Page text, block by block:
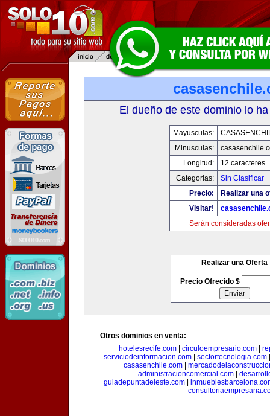
El dueño de este dominio lo
Mayusculas:
Minusculas:
Longitud:
12 caracteres
Categorias:
Sin Clasificar
Precio:
Realizar una
Visitar!
Serán consideradas
Realizar una Oferta
Precio Ofrecido $
Otros dominios en venta:
hotelesrecife.com| circuloempresario.com|
serviciodeinformacion.com
sectortecnologia.com
casasenchile.com|
administracioncomercial.com|
guiadepuntadeleste.com|